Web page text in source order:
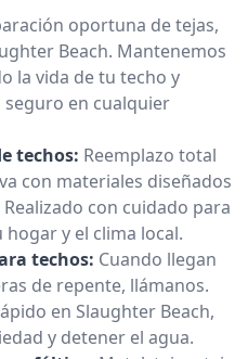
oportuna de tejas,
Beach. Mantenemos
la vida de tu techo y
en cualquier
techos: Reemplazo total
con materiales diseñados
con cuidado para
y el clima local.
techos: Cuando llegan
de repente, llámanos.
en Slaughter Beach,
y detener el agua.